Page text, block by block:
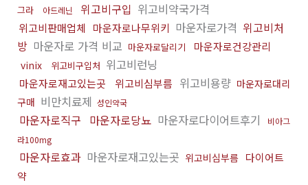
그라
아드레닌 위고비구입 위고비약국가격
위고비판매업체 마운자로나무위키 마운자로가격 위고비처
방 마운자로 가격 비교 마운자로달리기 마운자로건강관리
vinix 위고비구입처 위고비런닝
마운자로재고있는곳 위고비심부름 위고비용량 마운자로대리
구매 비만치료제 성인약국
마운자로직구 마운자로당뇨 마운자로다이어트후기
비아그
라100mg
마운자로효과 마운자로재고있는곳 위고비심부름 다이어트
약